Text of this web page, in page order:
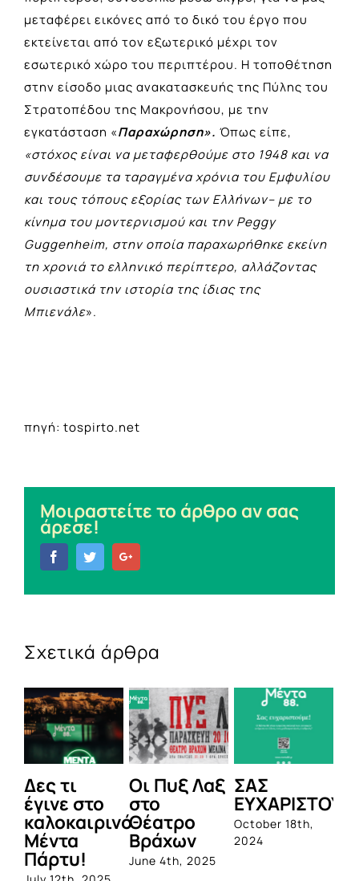
μεταφέρει εικόνες από το δικό του έργο που
εκτείνεται από τον εξωτερικό μέχρι τον
εσωτερικό χώρο του περιπτέρου. Η τοποθέτηση
στην είσοδο μιας ανακατασκευής της Πύλης του
Στρατοπέδου της Μακρονήσου, με την
εγκατάσταση «Παραχώρηση». Όπως είπε,
«στόχος είναι να μεταφερθούμε στο 1948 και να
συνδέσουμε τα ταραγμένα χρόνια του Εμφυλίου
και τους τόπους εξορίας των Ελλήνων– με το
κίνημα του μοντερνισμού και την Peggy
Guggenheim, στην οποία παραχωρήθηκε εκείνη
τη χρονιά το ελληνικό περίπτερο, αλλάζοντας
ουσιαστικά την ιστορία της ίδιας της
Μπιενάλε».
πηγή: tospirto.net
Μοιραστείτε το άρθρο αν σας
άρεσε!
FacebookTwitter
Σχετικά άρθρα
τι
στο
Οι Πυξ Λαξ
στο
Θέατρο
Βράχων
June 4th, 2025
ΣΑΣ
ΕΥΧΑΡΙΣΤΟΥΜΕ!
October 18th,
2024
1η